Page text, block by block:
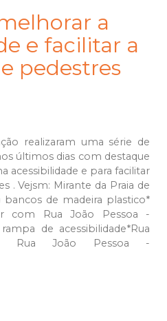
a
e facilitar a
pedestres
realizaram uma série de
últimos dias com destaque
acessibilidade e para facilitar
. Vejsm: Mirante da Praia de
bancos de madeira plastico*
com Rua João Pessoa -
de acessibilidade*Rua
Rua João Pessoa -